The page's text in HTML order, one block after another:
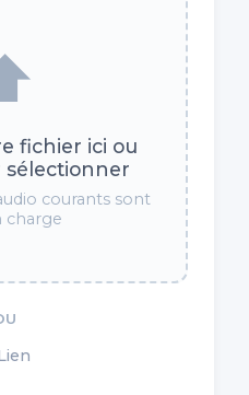
fichier ici ou
sélectionner
courants sont
charge